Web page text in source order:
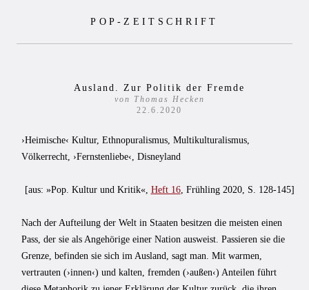
POP-ZEITSCHRIFT
Ausland. Zur Politik der Fremde
von Thomas Hecken
22.6.2020
›Heimische‹ Kultur, Ethnopuralismus, Multikulturalismus,
Völkerrecht, ›Fernstenliebe‹, Disneyland
[aus: »Pop. Kultur und Kritik«, Heft 16, Frühling 2020, S. 128-145]
Nach der Aufteilung der Welt in Staaten besitzen die meisten einen
Pass, der sie als Angehörige einer Nation ausweist. Passieren sie die
Grenze, befinden sie sich im Ausland, sagt man. Mit warmen,
vertrauten (›innen‹) und kalten, fremden (›außen‹) Anteilen führt